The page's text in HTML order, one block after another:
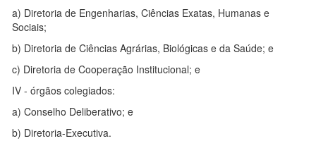
a) Diretoria de Engenharias, Ciências Exatas, Humanas e
Sociais;
b) Diretoria de Ciências Agrárias, Biológicas e da Saúde; e
c) Diretoria de Cooperação Institucional; e
IV - órgãos colegiados:
a) Conselho Deliberativo; e
b) Diretoria-Executiva.